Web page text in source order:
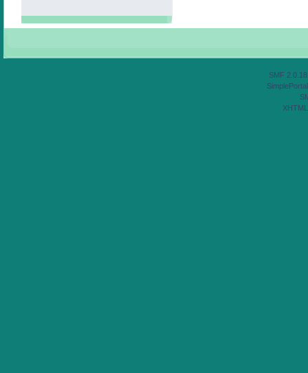
SMF 2.0.18
XHTML